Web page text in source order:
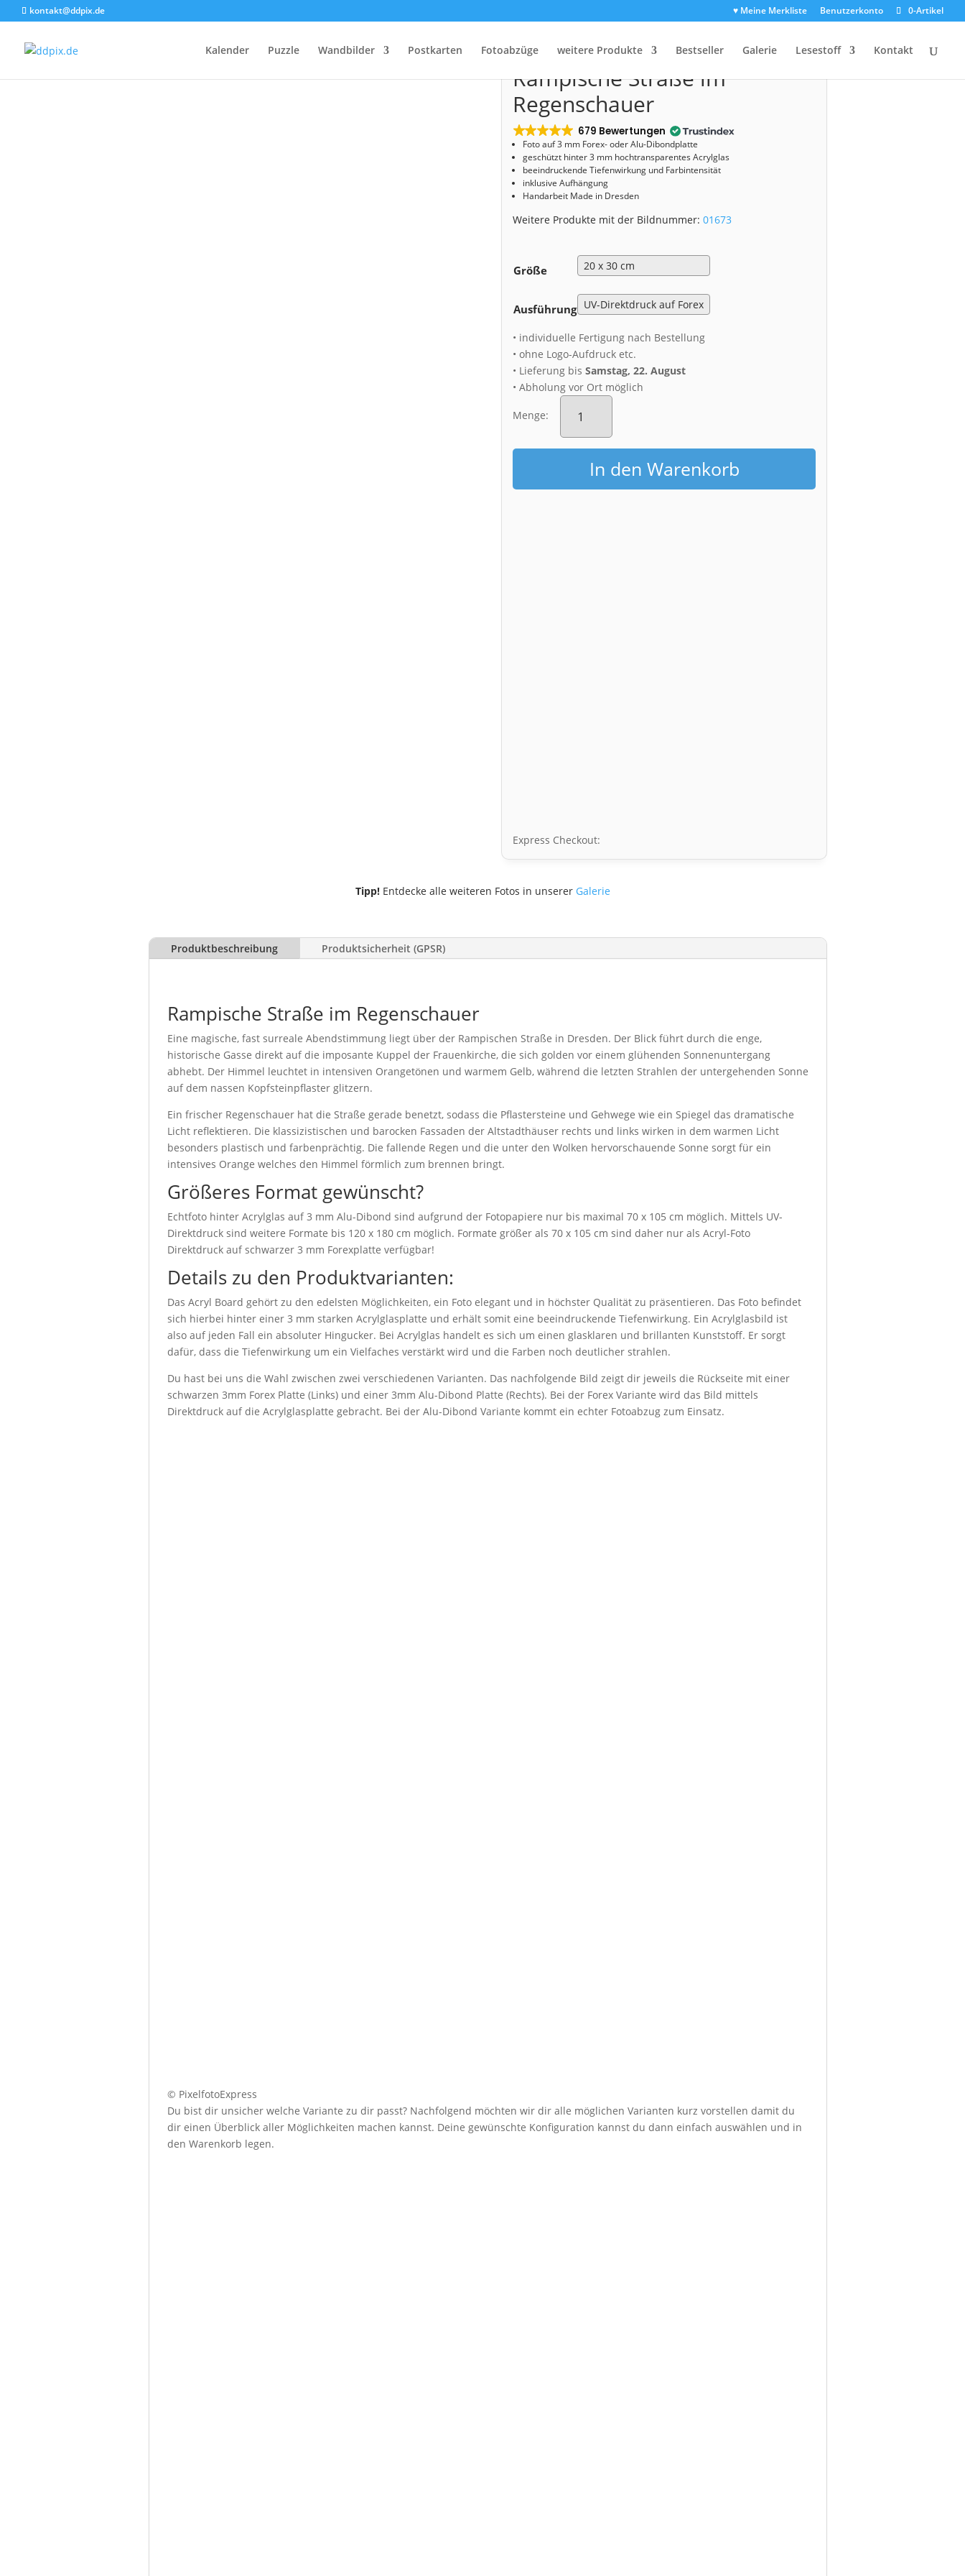
kontakt@ddpix.de ♥ Meine Merkliste Benutzerkonto 0-Artikel
Kalender Puzzle Wandbilder Postkarten Fotoabzüge weitere Produkte Bestseller Galerie Lesestoff Kontakt
Start/Shop/Acryl Board/ Acryl Board (01673) Rampische Straße im Regenschauer
Acryl Board (01673)
Rampische Straße im
Regenschauer
679 Bewertungen
Foto auf 3 mm Forex- oder Alu-Dibondplatte
geschützt hinter 3 mm hochtransparentes Acrylglas
beeindruckende Tiefenwirkung und Farbintensität
inklusive Aufhängung
Handarbeit Made in Dresden
Weitere Produkte mit der Bildnummer:01673
Größe
Ausführung
• individuelle Fertigung nach Bestellung
• ohne Logo-Aufdruck etc.
• Lieferung bisSamstag, 22. August
• Abholung vor Ort möglich
Menge:
Acryl
Board
Rampische
Straße
Regenschauer
Menge
In den Warenkorb
Express Checkout:
Tipp!Entdecke alle weiteren Fotos in unserer Galerie
Produktbeschreibung Produktsicherheit (GPSR)
Rampische Straße im Regenschauer
Eine magische, fast surreale Abendstimmung liegt über der Rampischen Straße in Dresden. Der Blick führt durch die enge,
historische Gasse direkt auf die imposante Kuppel der Frauenkirche, die sich golden vor einem glühenden Sonnenuntergang
abhebt. Der Himmel leuchtet in intensiven Orangetönen und warmem Gelb, während die letzten Strahlen der untergehenden Sonne
auf dem nassen Kopfsteinpflaster glitzern.
Ein frischer Regenschauer hat die Straße gerade benetzt, sodass die Pflastersteine und Gehwege wie ein Spiegel das dramatische
Licht reflektieren. Die klassizistischen und barocken Fassaden der Altstadthäuser rechts und links wirken in dem warmen Licht
besonders plastisch und farbenprächtig. Die fallende Regen und die unter den Wolken hervorschauende Sonne sorgt für ein
intensives Orange welches den Himmel förmlich zum brennen bringt.
Größeres Format gewünscht?
Echtfoto hinter Acrylglas auf 3 mm Alu-Dibond sind aufgrund der Fotopapiere nur bis maximal 70 x 105 cm möglich. Mittels UV-
Direktdruck sind weitere Formate bis 120 x 180 cm möglich. Formate größer als 70 x 105 cm sind daher nur als Acryl-Foto
Direktdruck auf schwarzer 3 mm Forexplatte verfügbar!
Details zu den Produktvarianten:
Das Acryl Board gehört zu den edelsten Möglichkeiten, ein Foto elegant und in höchster Qualität zu präsentieren. Das Foto befindet
sich hierbei hinter einer 3 mm starken Acrylglasplatte und erhält somit eine beeindruckende Tiefenwirkung. Ein Acrylglasbild ist
also auf jeden Fall ein absoluter Hingucker. Bei Acrylglas handelt es sich um einen glasklaren und brillanten Kunststoff. Er sorgt
dafür, dass die Tiefenwirkung um ein Vielfaches verstärkt wird und die Farben noch deutlicher strahlen.
Du hast bei uns die Wahl zwischen zwei verschiedenen Varianten. Das nachfolgende Bild zeigt dir jeweils die Rückseite mit einer
schwarzen 3mm Forex Platte (Links) und einer 3mm Alu-Dibond Platte (Rechts). Bei der Forex Variante wird das Bild mittels
Direktdruck auf die Acrylglasplatte gebracht. Bei der Alu-Dibond Variante kommt ein echter Fotoabzug zum Einsatz.
© PixelfotoExpress
Du bist dir unsicher welche Variante zu dir passt? Nachfolgend möchten wir dir alle möglichen Varianten kurz vorstellen damit du
dir einen Überblick aller Möglichkeiten machen kannst. Deine gewünschte Konfiguration kannst du dann einfach auswählen und in
den Warenkorb legen.